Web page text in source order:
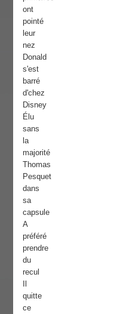
ont
pointé
leur
nez
Donald
s'est
barré
d'chez
Disney
Élu
sans
la
majorité
Thomas
Pesquet
dans
sa
capsule
A
préféré
prendre
du
recul
quitte
ce